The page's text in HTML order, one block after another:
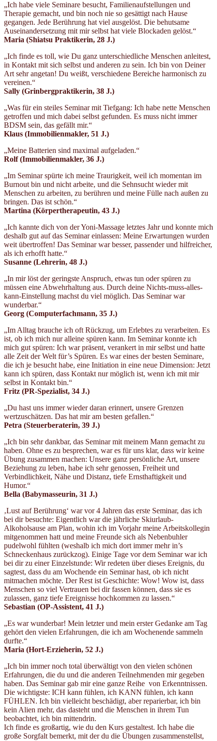
„Ich habe viele Seminare besucht, Familienaufstellungen und
Therapie gemacht, und bin noch nie so gesättigt nach Hause
gegangen. Jede Berührung hat viel ausgelöst. Die behutsame
Auseinandersetzung mit mir selbst hat viele Blockaden gelöst.“
Maria (Shiatsu Praktikerin, 28 J.)
„Ich finde es toll, wie Du ganz unterschiedliche Menschen anleitest,
in Kontakt mit sich selbst und anderen zu sein. Ich bin von Deiner
Art sehr angetan! Du weißt, verschiedene Bereiche harmonisch zu
vereinen.“
Sally (Grinbergpraktikerin, 38 J.)
„Was für ein steiles Seminar mit Tiefgang: Ich habe nette Menschen
getroffen und mich dabei selbst gefunden. Es muss nicht immer
BDSM sein, das gefällt mir.“
Klaus (Immobilienmakler, 51 J.)
„Meine Batterien sind maximal aufgeladen.“
Rolf (Immobilienmakler, 36 J.)
„Im Seminar spürte ich meine Traurigkeit, weil ich momentan im
Burnout bin und nicht arbeite, und die Sehnsucht wieder mit
Menschen zu arbeiten, zu berühren und meine Fülle nach außen zu
bringen. Das ist schön.“
Martina (Körpertherapeutin, 43 J.)
„Ich kannte dich von der Yoni-Massage letztes Jahr und konnte mich
deshalb gut auf das Seminar einlassen: Meine Erwartungen wurden
weit übertroffen! Das Seminar war besser, passender und hilfreicher,
als ich erhofft hatte.“
Susanne (Lehrerin, 48 J.)
„In mir löst der geringste Anspruch, etwas tun oder spüren zu
müssen eine Abwehrhaltung aus. Durch deine Nichts-muss-alles-
kann-Einstellung machst du viel möglich. Das Seminar war
wunderbar.“
Georg (Computerfachmann, 35 J.)
„Im Alltag brauche ich oft Rückzug, um Erlebtes zu verarbeiten. Es
ist, ob ich mich nur alleine spüren kann. Im Seminar konnte ich
mich gut spüren: Ich war präsent, verankert in mir selbst und hatte
alle Zeit der Welt für’s Spüren. Es war eines der besten Seminare,
die ich je besucht habe, eine Initiation in eine neue Dimension: Jetzt
kann ich spüren, dass Kontakt nur möglich ist, wenn ich mit mir
selbst in Kontakt bin.“
Fritz (PR-Spezialist, 34 J.)
„Du hast uns immer wieder daran erinnert, unsere Grenzen
wertzuschätzen. Das hat mir am besten gefallen.“
Petra (Steuerberaterin, 39 J.)
„Ich bin sehr dankbar, das Seminar mit meinem Mann gemacht zu
haben. Ohne es zu besprechen, war es für uns klar, dass wir keine
Übung zusammen machen: Unsere ganz persönliche Art, unsere
Beziehung zu leben, habe ich sehr genossen, Freiheit und
Verbindlichkeit, Nähe und Distanz, tiefe Ernsthaftigkeit und
Humor.“
Bella (Babymasseurin, 31 J.)
‚Lust auf Berührung‘ war vor 4 Jahren das erste Seminar, das ich
bei dir besuchte: Eigentlich war die jährliche Skiurlaub-
Alkoholsause am Plan, wohin ich im Vorjahr meine Arbeitskollegin
mitgenommen hatt und meine Freunde sich als Nebenbuhler
pudelwohl fühlten (weshalb ich mich dort immer mehr in’s
Schneckenhaus zurückzog). Einige Tage vor dem Seminar war ich
bei dir zu einer Einzelstunde: Wir redeten über dieses Ereignis, du
sagtest, dass du am Wochende ein Seminar hast, ob ich nicht
mitmachen möchte. Der Rest ist Geschichte: Wow! Wow ist, dass
Menschen so viel Vertrauen bei dir fassen können, dass sie es
zulassen, ganz tiefe Ereignisse hochkommen zu lassen.“
Sebastian (OP-Assistent, 41 J.)
„Es war wunderbar! Mein letzter und mein erster Gedanke am Tag
gehört den vielen Erfahrungen, die ich am Wochenende sammeln
durfte.“
Maria (Hort-Erzieherin, 52 J.)
„Ich bin immer noch total überwältigt von den vielen schönen
Erfahrungen, die du und die anderen Teilnehmenden mir gegeben
haben. Das Seminar gab mir eine ganze Reihe von Erkenntnissen.
Die wichtigste: ICH kann fühlen, ich KANN fühlen, ich kann
FÜHLEN. Ich bin vielleicht beschädigt, aber reparierbar, ich bin
kein Alien mehr, das dasteht und die Menschen in ihrem Tun
beobachtet, ich bin mittendrin.
Ich finde es großartig, wie du den Kurs gestaltest. Ich habe die
große Sorgfalt bemerkt, mit der du die Übungen zusammenstellst,